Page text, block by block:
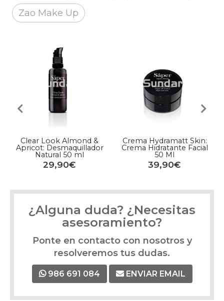
Zao Make Up
Clear Look Almond &
Apricot: Desmaquillador
Natural 50 ml
29,90€
Crema Hydramatt Skin:
Crema Hidratante Facial
50 Ml
39,90€
¿Alguna duda? ¿Necesitas
asesoramiento?
Ponte en contacto con nosotros y
resolveremos tus dudas.
986 691 084 ENVIAR EMAIL